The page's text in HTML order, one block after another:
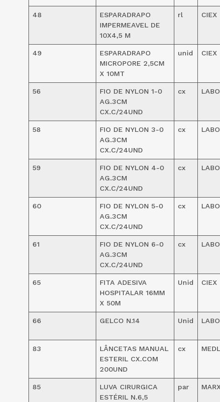
48
ESPARADRAPO
IMPERMEAVEL DE
10X4,5 M
rl CIEX
49
ESPARADRAPO
MICROPORE 2,5CM
X 10MT
unid CIEX
56
FIO DE NYLON 1-0
AG.3CM
CX.C/24UND
cx
58
FIO DE NYLON 3-0
AG.3CM
CX.C/24UND
cx
59
FIO DE NYLON 4-0
AG.3CM
CX.C/24UND
cx
60
FIO DE NYLON 5-0
AG.3CM
CX.C/24UND
cx
61
FIO DE NYLON 6-0
AG.3CM
CX.C/24UND
cx
65
FITA ADESIVA
HOSPITALAR 16MM
X 50M
Unid CIEX
66 GELCO N.14 Unid
83
LÂNCETAS MANUAL
ESTERIL CX.COM
200UND
cx
85
LUVA CIRURGICA
ESTÉRIL N.6,5
par